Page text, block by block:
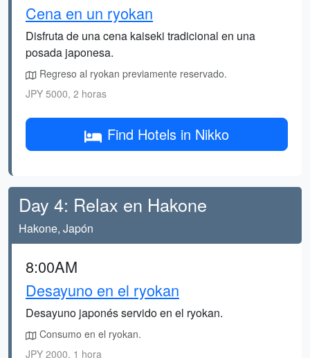
Cena en un ryokan
Disfruta de una cena kaiseki tradicional en una
posada japonesa.
Regreso al ryokan previamente reservado.
JPY 5000, 2 horas
Find Hotels in Nikko
Day 4: Relax en Hakone
Hakone, Japón
8:00AM
Desayuno en el ryokan
Desayuno japonés servido en el ryokan.
Consumo en el ryokan.
JPY 2000, 1 hora